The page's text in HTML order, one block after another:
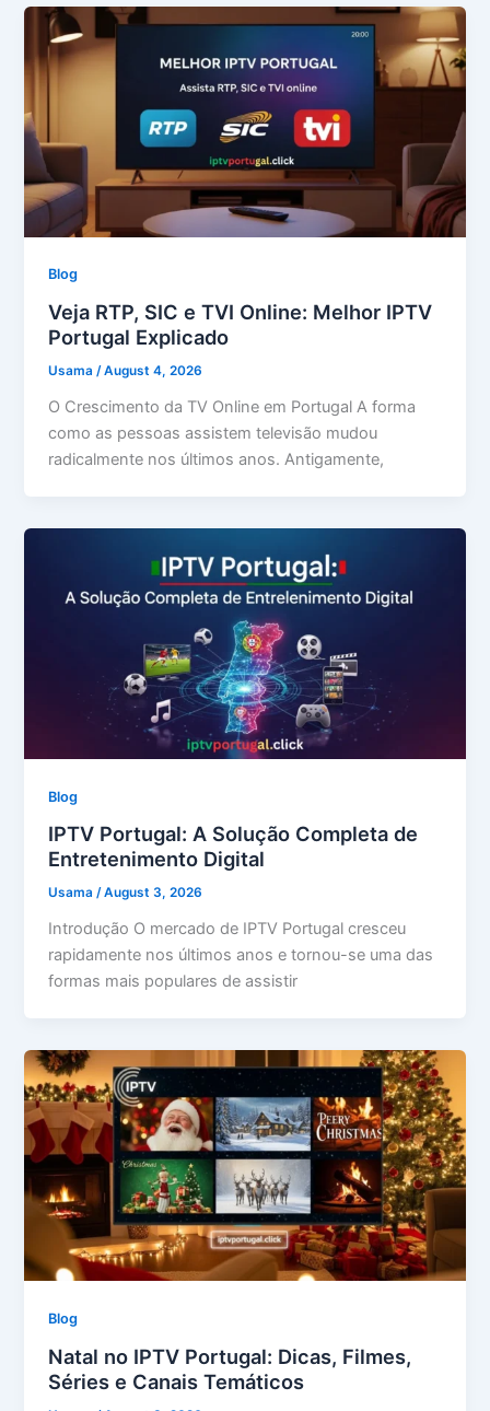
Blog
Veja RTP, SIC e TVI Online: Melhor IPTV
Portugal Explicado
Usama/August 4, 2026
O Crescimento da TV Online em Portugal A forma
como as pessoas assistem televisão mudou
radicalmente nos últimos anos. Antigamente,
Blog
IPTV Portugal: A Solução Completa de
Entretenimento Digital
Usama/August 3, 2026
Introdução O mercado de IPTV Portugal cresceu
rapidamente nos últimos anos e tornou-se uma das
formas mais populares de assistir
Blog
Natal no IPTV Portugal: Dicas, Filmes,
Séries e Canais Temáticos